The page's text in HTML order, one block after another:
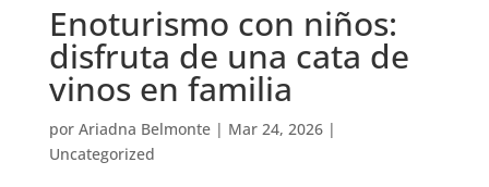
Enoturismo con niños:
disfruta de una cata de
vinos en familia
por Ariadna Belmonte| Mar 24, 2026|
Uncategorized